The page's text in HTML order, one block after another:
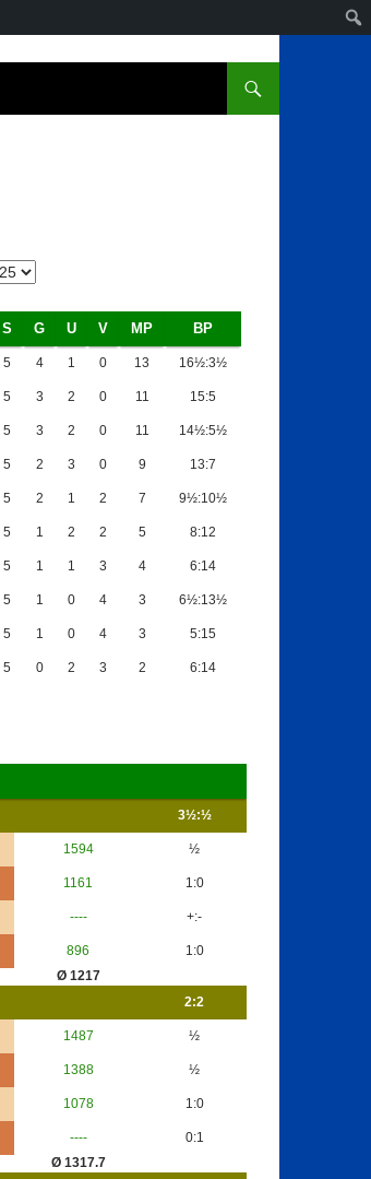
S G U V MP BP
5 4 1 0 13 16½:3½
5 3 2 0 11 15:5
5 3 2 0 11 14½:5½
5 2 3 0 9 13:7
5 2 1 2 7 9½:10½
5 1 2 2 5 8:12
5 1 1 3 4 6:14
5 1 0 4 3 6½:13½
5 1 0 4 3 5:15
5 0 2 3 2 6:14
3½:½
1594 ½
1161 1:0
---- +:-
896
1:0
Ø 1217
2:2
1487 ½
1388 ½
1078 1:0
----
0:1
Ø 1317.7